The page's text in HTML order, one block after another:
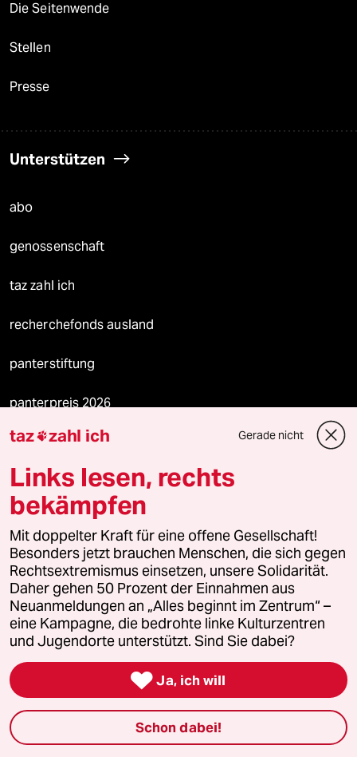
Die Seitenwende
Stellen
Presse
Unterstützen
abo
genossenschaft
taz zahl ich
recherchefonds ausland
panterstiftung
panterpreis 2026
Podcast
fernverbindung
klima update°
Mauerecho
Freie Rede
reingehen
taz zahl ich Gerade nicht
Links lesen, rechts
bekämpfen
Mit doppelter Kraft für eine offene Gesellschaft!
Besonders jetzt brauchen Menschen, die sich gegen
Rechtsextremismus einsetzen, unsere Solidarität.
Daher gehen 50 Prozent der Einnahmen aus
Neuanmeldungen an „Alles beginnt im Zentrum“ –
eine Kampagne, die bedrohte linke Kulturzentren
und Jugendorte unterstützt. Sind Sie dabei?
 Ja, ich will
Schon dabei!